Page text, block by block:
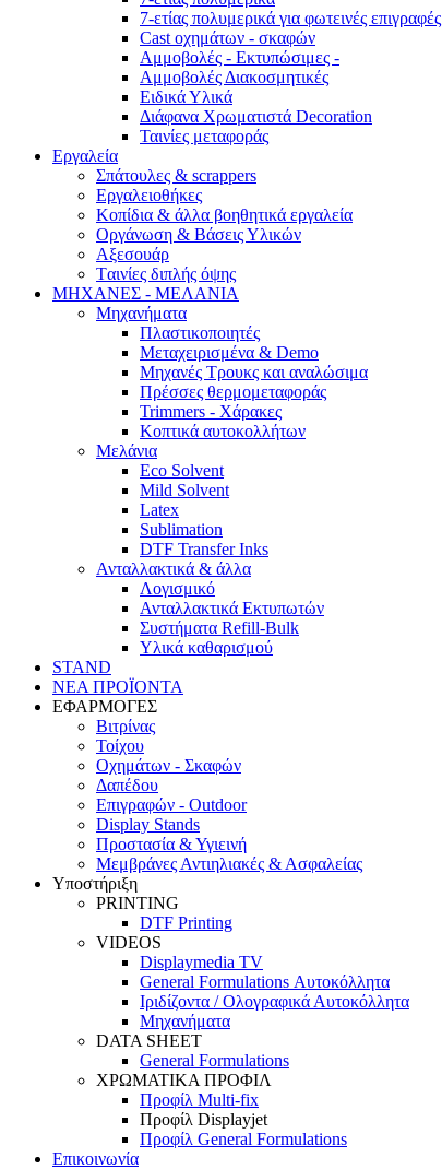
7-ετίας πολυμερικά για φωτεινές επιγραφές
Cast οχημάτων - σκαφών
Aμμοβολές - Εκτυπώσιμες -
Αμμοβολές Διακοσμητικές
Ειδικά Υλικά
Διάφανα Χρωματιστά Decoration
Ταινίες μεταφοράς
Εργαλεία
Σπάτουλες & scrappers
Eργαλειοθήκες
Κοπίδια & άλλα βοηθητικά εργαλεία
Οργάνωση & Βάσεις Υλικών
Αξεσουάρ
Tαινίες διπλής όψης
ΜΗΧΑΝΕΣ - ΜΕΛΑΝΙΑ
Μηχανήματα
Πλαστικοποιητές
Mεταχειρισμένα & Demo
Mηχανές Τρουκς και αναλώσιμα
Πρέσσες θερμομεταφοράς
Trimmers - Χάρακες
Κοπτικά αυτοκολλήτων
Μελάνια
Eco Solvent
Mild Solvent
Latex
Sublimation
DTF Transfer Inks
Ανταλλακτικά & άλλα
Λογισμικό
Ανταλλακτικά Εκτυπωτών
Συστήματα Refill-Bulk
Υλικά καθαρισμού
STAND
ΝΕΑ ΠΡΟΪΟΝΤΑ
ΕΦΑΡΜΟΓΕΣ
Βιτρίνας
Τοίχου
Οχημάτων - Σκαφών
Δαπέδου
Επιγραφών - Outdoor
Display Stands
Προστασία & Υγιεινή
Μεμβράνες Αντιηλιακές & Ασφαλείας
Υποστήριξη
PRINTING
DTF Printing
VIDEOS
Displaymedia TV
General Formulations Αυτοκόλλητα
Ιριδίζοντα / Ολογραφικά Αυτοκόλλητα
Μηχανήματα
DATA SHEET
General Formulations
ΧΡΩΜΑΤΙΚΑ ΠΡΟΦΙΛ
Προφίλ Multi-fix
Προφίλ Displayjet
Προφίλ General Formulations
Επικοινωνία